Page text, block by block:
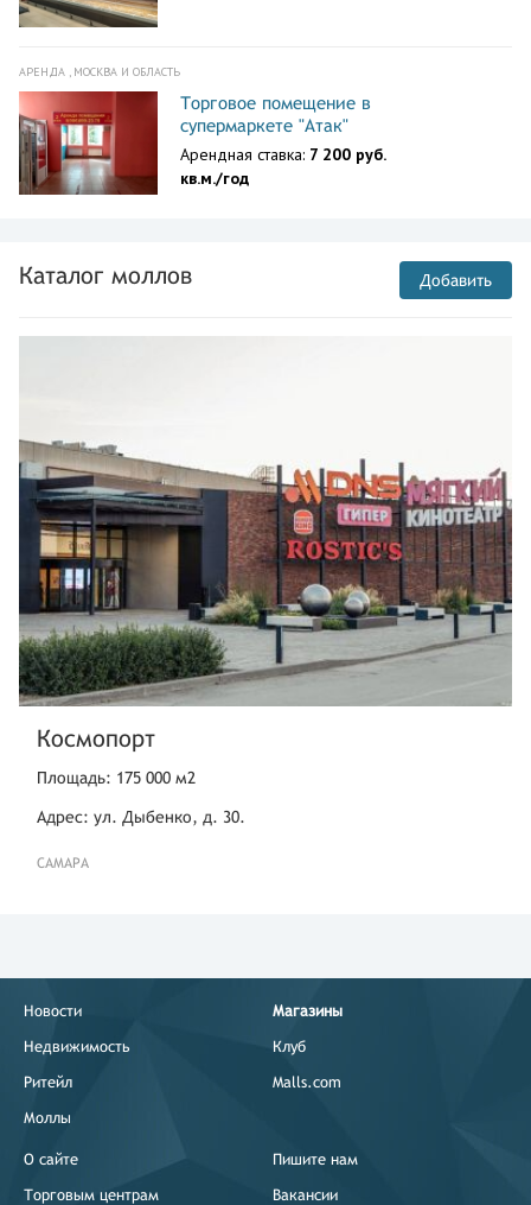
АРЕНДА , МОСКВА И ОБЛАСТЬ
Торговое помещение в
супермаркете "Атак"
Арендная ставка: 7 200 руб.
кв.м./год
Каталог моллов Добавить
Космопорт
Площадь: 175 000 м2
Адрес: ул. Дыбенко, д. 30.
САМАРА
Новости
Недвижимость
Ритейл
Моллы
Магазины
Клуб
Malls.com
О сайте
Торговым центрам
Пишите нам
Вакансии